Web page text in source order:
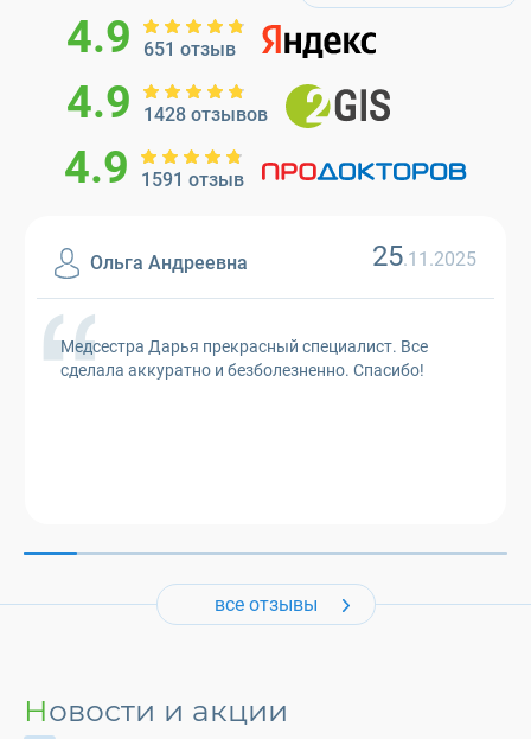
4.9 651 отзыв
4.9 1428 отзывов
4.9 1591 отзыв
Ольга Андреевна 25.11.2025
Медсестра Дарья прекрасный специалист. Все
сделала аккуратно и безболезненно. Спасибо!
все отзывы
Новости и акции